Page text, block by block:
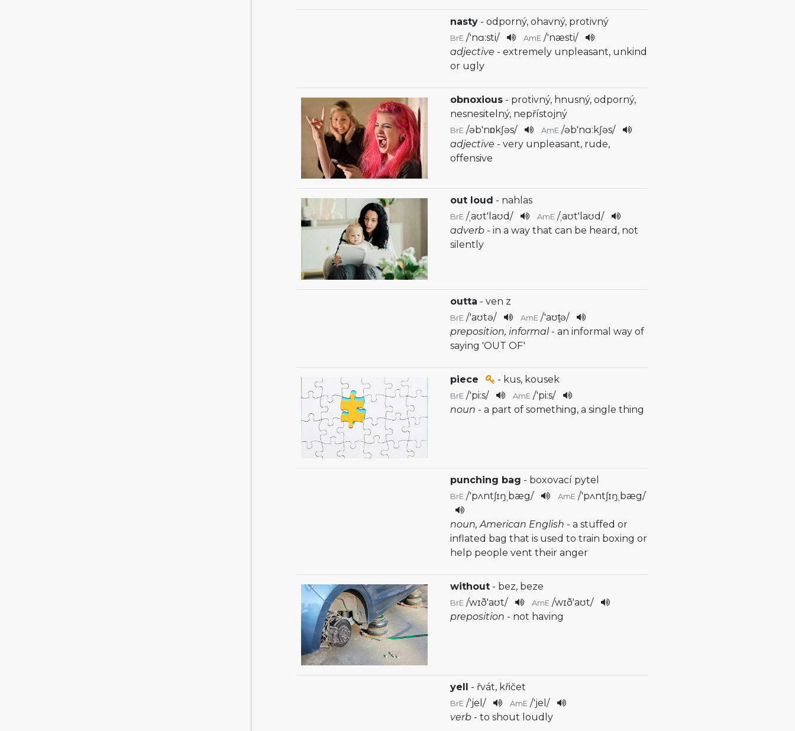
nasty - odporný, ohavný, protivný
BrE /'nɑ:sti/ AmE /'næsti/
adjective - extremely unpleasant, unkind
or ugly
obnoxious - protivný, hnusný, odporný,
nesnesitelný, nepřístojný
BrE /əb'nɒkʃəs/ AmE /əb'nɑ:kʃəs/
adjective - very unpleasant, rude,
offensive
out loud - nahlas
BrE /ˌaʊt'laʊd/ AmE /ˌaʊt'laʊd/
adverb - in a way that can be heard, not
silently
outta - ven z
BrE /'aʊtə/ AmE /'aʊt̬ə/
preposition, informal - an informal way of
saying 'OUT OF'
piece - kus, kousek
BrE /'pi:s/ AmE /'pi:s/
noun - a part of something, a single thing
punching bag - boxovací pytel
BrE /'pʌntʃɪŋˌbæg/ AmE /'pʌntʃɪŋˌbæg/
noun, American English - a stuffed or
inflated bag that is used to train boxing or
help people vent their anger
without - bez, beze
BrE /wɪð'aʊt/ AmE /wɪð'aʊt/
preposition - not having
yell - řvát, křičet
BrE /'jel/ AmE /'jel/
verb - to shout loudly